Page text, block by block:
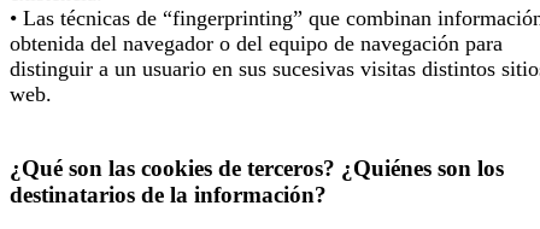
• Las técnicas de “fingerprinting” que combinan
obtenida del navegador o del equipo de navegación para
distinguir a un usuario en sus sucesivas visitas distintos
web.
¿Qué son las cookies de terceros? ¿Quiénes son los
destinatarios de la información?